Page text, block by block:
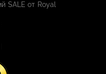
SALE от Royal